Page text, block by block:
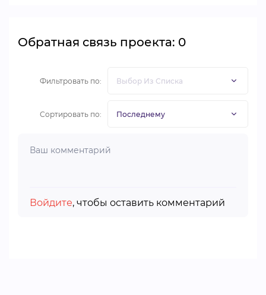
Обратная связь проекта: 0
Фильтровать по:
Сортировать по:
Войдите, чтобы оставить комментарий